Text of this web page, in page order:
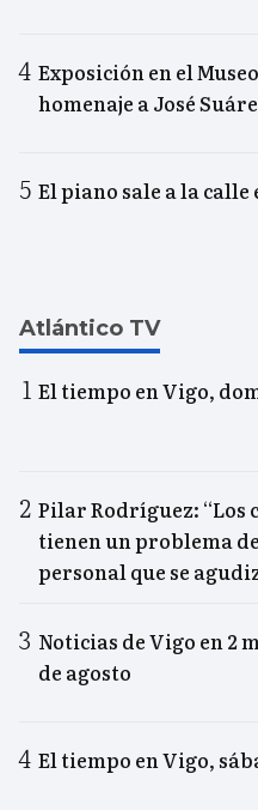
Exposición en el
homenaje a José
El piano sale a la calle
Atlántico TV
El tiempo en Vigo,
Pilar Rodríguez: “Los
tienen un problema
personal que se
Noticias de Vigo en 2
de agosto
El tiempo en Vigo,